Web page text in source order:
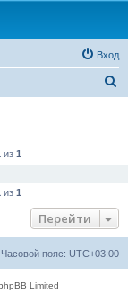
Вход
из 1
из 1
Перейти
Часовой пояс: UTC+03:00
Limited